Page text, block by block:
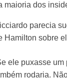
maioria dos
parecia
Hamilton sobre
ele puxasse
rodaria.